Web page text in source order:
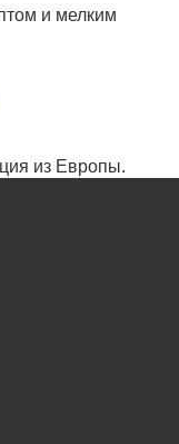
и мелким
из Европы.